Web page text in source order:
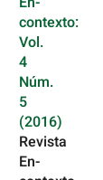
contexto:
Vol.
4
Núm.
5
(2016)
Revista
En-